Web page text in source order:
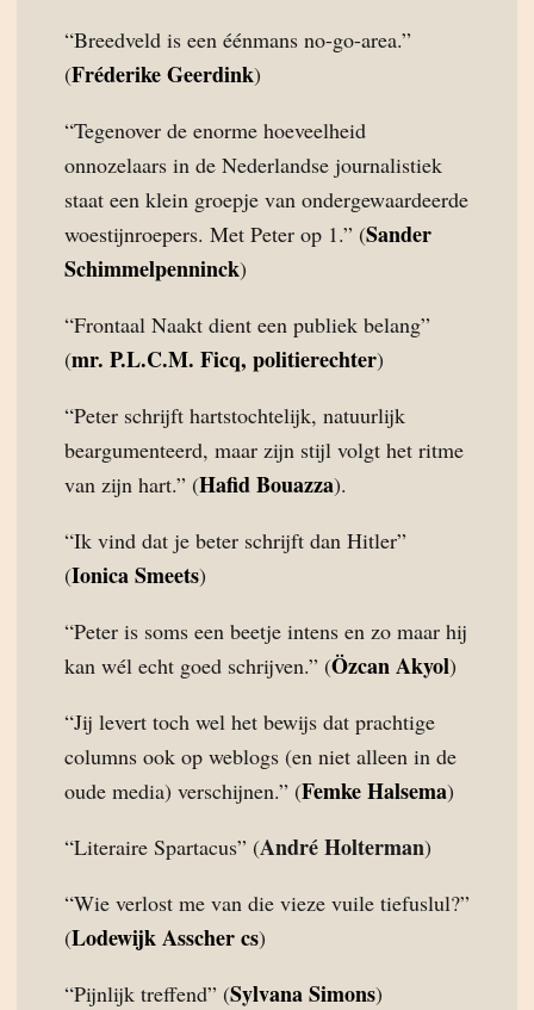
“Breedveld is een éénmans no-go-area.”
(Fréderike Geerdink)
“Tegenover de enorme hoeveelheid
onnozelaars in de Nederlandse journalistiek
staat een klein groepje van ondergewaardeerde
woestijnroepers. Met Peter op 1.” (Sander
Schimmelpenninck)
“Frontaal Naakt dient een publiek belang”
(mr. P.L.C.M. Ficq, politierechter)
“Peter schrijft hartstochtelijk, natuurlijk
beargumenteerd, maar zijn stijl volgt het ritme
van zijn hart.” (Hafid Bouazza).
“Ik vind dat je beter schrijft dan Hitler”
(Ionica Smeets)
“Peter is soms een beetje intens en zo maar hij
kan wél echt goed schrijven.” (Özcan Akyol)
“Jij levert toch wel het bewijs dat prachtige
columns ook op weblogs (en niet alleen in de
oude media) verschijnen.” (Femke Halsema)
“Literaire Spartacus” (André Holterman)
“Wie verlost me van die vieze vuile tiefuslul?”
(Lodewijk Asscher cs)
“Pijnlijk treffend” (Sylvana Simons)